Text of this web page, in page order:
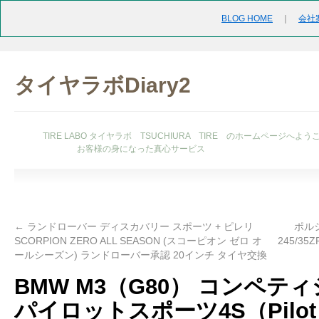
BLOG HOME 会社
タイヤラボDiary2
TIRE LABO タイヤラボ TSUCHIURA TIRE のホームページへよう
お客様の身になった真心サービス
← ランドローバー ディスカバリー スポーツ + ピレリ
SCORPION ZERO ALL SEASON (スコーピオン ゼロ オ
ールシーズン) ランドローバー承認 20インチ タイヤ交換
ポル
245/
BMW M3（G80） コンペテ
パイロットスポーツ4S（